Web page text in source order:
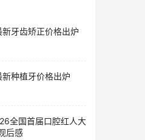
牙齿矫正价格出炉
种植牙价格出炉
全国首届口腔红人大
后感